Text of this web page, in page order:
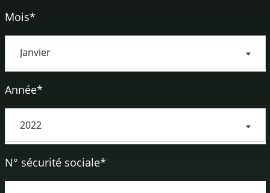
Mois*
Année*
N° sécurité sociale*